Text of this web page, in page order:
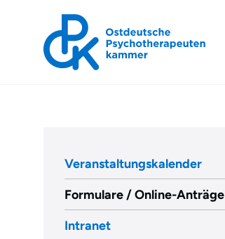
Formulare
Online-
Anträge
Veranstaltungskalender
Formulare / Online-Anträge
Intranet